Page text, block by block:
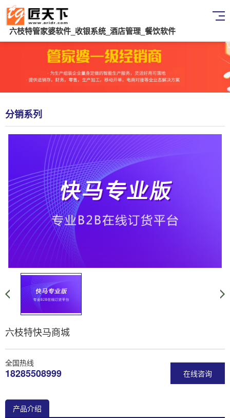
六枝特管家婆软件_收银系统_酒店管理_餐饮软件
分销系列
六枝特快马商城
在线咨询
全国热线
18285508999
产品介绍